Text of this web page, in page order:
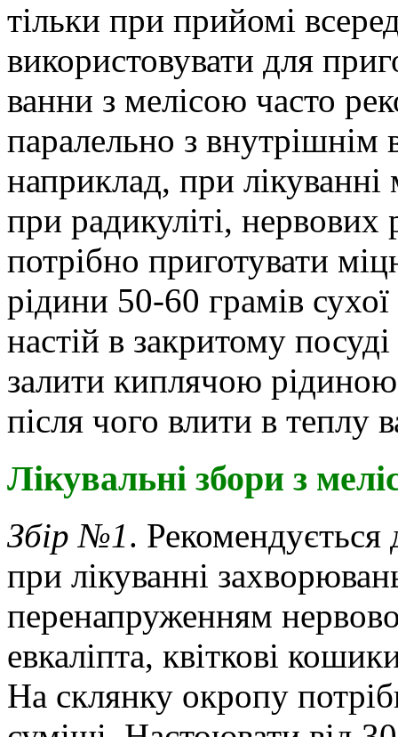
тільки при прийомі
використовувати для
ванни з мелісою часто
паралельно з внутрішнім
наприклад, при лікуванні
при радикуліті,
потрібно приготувати
рідини 50-60 грамів
настій в закритому
залити киплячою
після чого влити в теплу
Лікувальні збори з
Збір №1. Рекомендується
при лікуванні
перенапруженням
евкаліпта, квіткові
На склянку окропу